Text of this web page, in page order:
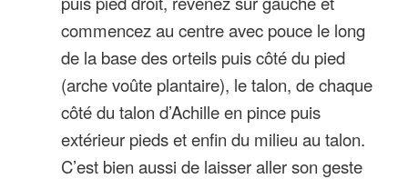
commencez au centre avec pouce le long
de la base des orteils puis côté du pied
(arche voûte plantaire), le talon, de chaque
côté du talon d’Achille en pince puis
extérieur pieds et enfin du milieu au talon.
C’est bien aussi de laisser aller son geste